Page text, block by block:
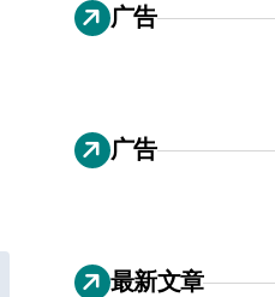
广告
广告
最新文章